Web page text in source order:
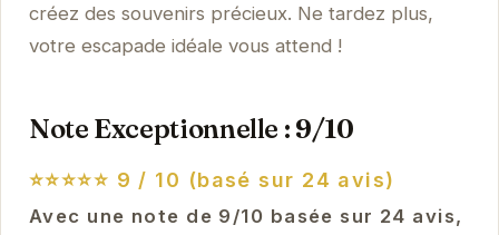
créez des souvenirs précieux. Ne tardez plus,
votre escapade idéale vous attend !
Note Exceptionnelle : 9/10
⭐⭐⭐⭐⭐ 9 / 10 (basé sur 24 avis)
Avec une note de 9/10 basée sur 24 avis,